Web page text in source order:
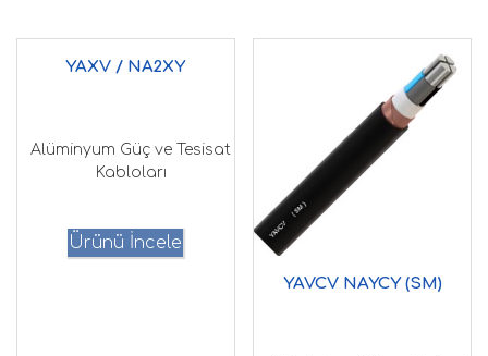
YAXV / NA2XY
Alüminyum Güç ve Tesisat
Kabloları
Ürünü İncele
YAVCV NAYCY (SM)